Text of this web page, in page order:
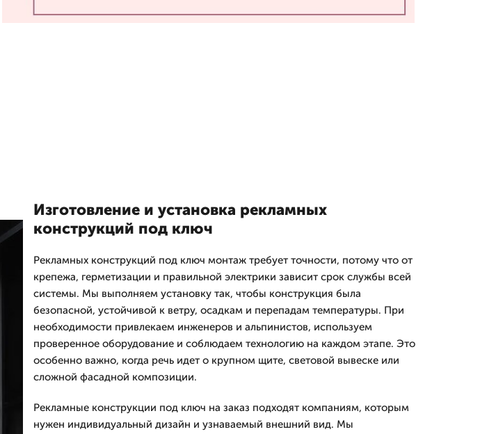
Изготовление и установка рекламных
конструкций под ключ
Рекламных конструкций под ключ монтаж требует точности, потому что от
крепежа, герметизации и правильной электрики зависит срок службы всей
системы. Мы выполняем установку так, чтобы конструкция была
безопасной, устойчивой к ветру, осадкам и перепадам температуры. При
необходимости привлекаем инженеров и альпинистов, используем
проверенное оборудование и соблюдаем технологию на каждом этапе. Это
особенно важно, когда речь идет о крупном щите, световой вывеске или
сложной фасадной композиции.
Рекламные конструкции под ключ на заказ подходят компаниям, которым
нужен индивидуальный дизайн и узнаваемый внешний вид. Мы